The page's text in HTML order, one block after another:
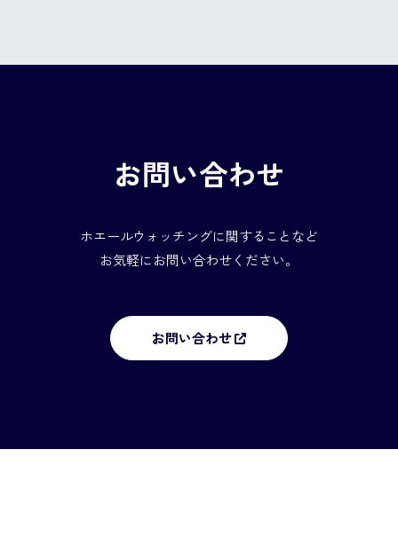
お問い合わせ
ホエールウォッチングに関することなど
お気軽にお問い合わせください。
お問い合わせ